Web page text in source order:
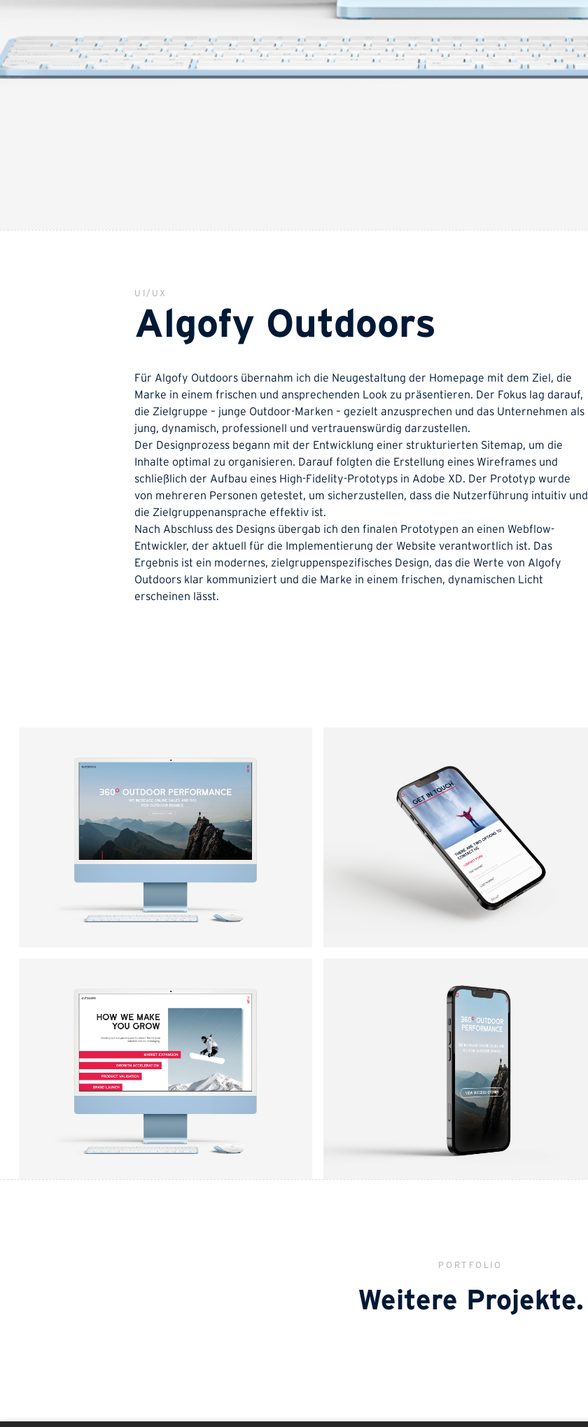
UI/UX
Algofy Outdoors
Für Algofy Outdoors übernahm ich die Neugestaltung der Homepage mit dem Ziel, die
Marke in einem frischen und ansprechenden Look zu präsentieren. Der Fokus lag darauf,
die Zielgruppe – junge Outdoor-Marken – gezielt anzusprechen und das Unternehmen als
jung, dynamisch, professionell und vertrauenswürdig darzustellen.
Der Designprozess begann mit der Entwicklung einer strukturierten Sitemap, um die
Inhalte optimal zu organisieren. Darauf folgten die Erstellung eines Wireframes und
schließlich der Aufbau eines High-Fidelity-Prototyps in Adobe XD. Der Prototyp wurde
von mehreren Personen getestet, um sicherzustellen, dass die Nutzerführung intuitiv und
die Zielgruppenansprache effektiv ist.
Nach Abschluss des Designs übergab ich den finalen Prototypen an einen Webflow-
Entwickler, der aktuell für die Implementierung der Website verantwortlich ist. Das
Ergebnis ist ein modernes, zielgruppenspezifisches Design, das die Werte von Algofy
Outdoors klar kommuniziert und die Marke in einem frischen, dynamischen Licht
erscheinen lässt.
PORTFOLIO
Weitere Projekte.